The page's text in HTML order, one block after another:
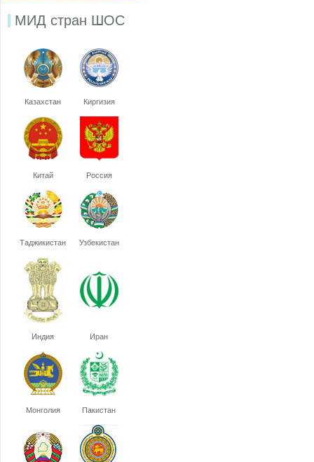
МИД стран ШОС
Казахстан Киргизия
Китай Россия
Таджикистан Узбекистан
Индия Иран
Монголия Пакистан